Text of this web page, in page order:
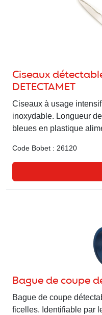
Ciseaux
DETECTAMET
Ciseaux à usage
inoxydable. Longueur
bleues en plastique
Code Bobet : 26120
Bague de coupe
Bague de coupe
ficelles. Identifiable par